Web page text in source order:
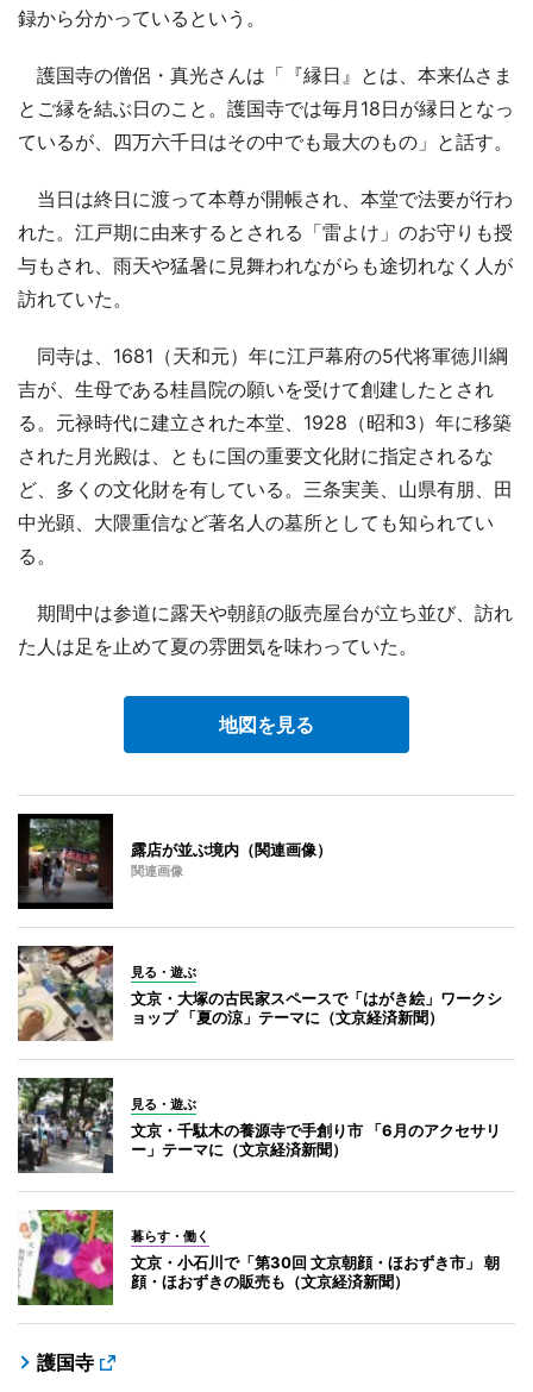
録から分かっているという。
護国寺の僧侶・真光さんは「『縁日』とは、本来仏さま
とご縁を結ぶ日のこと。護国寺では毎月18日が縁日となっ
ているが、四万六千日はその中でも最大のもの」と話す。
当日は終日に渡って本尊が開帳され、本堂で法要が行わ
れた。江戸期に由来するとされる「雷よけ」のお守りも授
与もされ、雨天や猛暑に見舞われながらも途切れなく人が
訪れていた。
同寺は、1681（天和元）年に江戸幕府の5代将軍徳川綱
吉が、生母である桂昌院の願いを受けて創建したとされ
る。元禄時代に建立された本堂、1928（昭和3）年に移築
された月光殿は、ともに国の重要文化財に指定されるな
ど、多くの文化財を有している。三条実美、山県有朋、田
中光顕、大隈重信など著名人の墓所としても知られてい
る。
期間中は参道に露天や朝顔の販売屋台が立ち並び、訪れ
た人は足を止めて夏の雰囲気を味わっていた。
地図を見る
露店が並ぶ境内（関連画像）
関連画像
見る・遊ぶ
文京・大塚の古民家スペースで「はがき絵」ワークシ
ョップ 「夏の涼」テーマに（文京経済新聞）
見る・遊ぶ
文京・千駄木の養源寺で手創り市 「6月のアクセサリ
ー」テーマに（文京経済新聞）
暮らす・働く
文京・小石川で「第30回 文京朝顔・ほおずき市」 朝
顔・ほおずきの販売も（文京経済新聞）
護国寺